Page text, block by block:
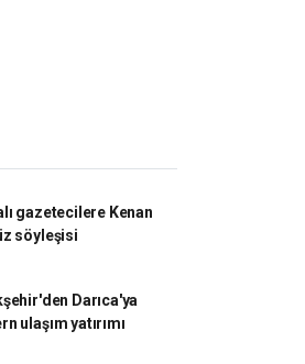
gazetecilere Kenan
söyleşisi
Darıca'ya
ulaşım yatırımı